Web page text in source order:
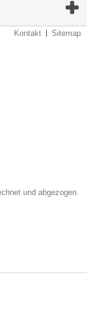
Kontakt Sitemap
und abgezogen.